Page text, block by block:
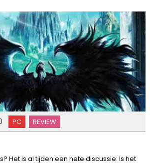
PC REVIEW
Het is al tijden een hete discussie: Is het